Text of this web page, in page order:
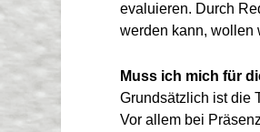
evaluieren. Durch
werden kann, wollen
Muss ich mich für
Grundsätzlich ist die
Vor allem bei